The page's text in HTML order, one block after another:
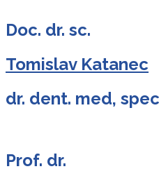
Doc. dr. sc.
Tomislav Katanec
dr. dent. med,
Prof. dr.